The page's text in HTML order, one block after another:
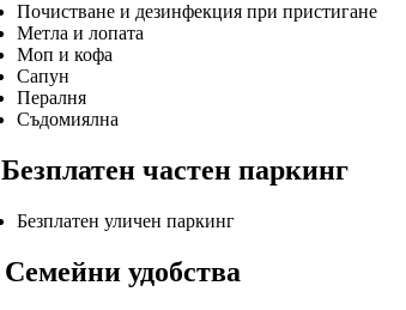
Почистване и дезинфекция при пристигане
Метла и лопата
Моп и кофа
Сапун
Пералня
Съдомиялна
Безплатен частен паркинг
Безплатен уличен паркинг
Семейни удобства